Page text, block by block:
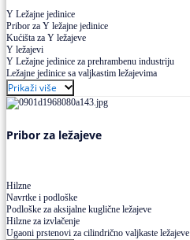
Y Ležajne jedinice
Pribor za Y ležajne jedinice
Kućišta za Y ležajeve
Y ležajevi
Y Ležajne jedinice za prehrambenu industriju
Ležajne jedinice sa valjkastim ležajevima
Prikaži više
Pribor za ležajeve
Hilzne
Navrtke i podloške
Podloške za aksijalne kuglične ležajeve
Hilzne za izvlačenje
Ugaoni prstenovi za cilindrično valjkaste ležajeve